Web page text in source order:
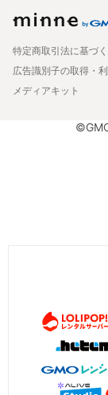
特定商取引法に基づ
広告識別子の取得・
メディアキット